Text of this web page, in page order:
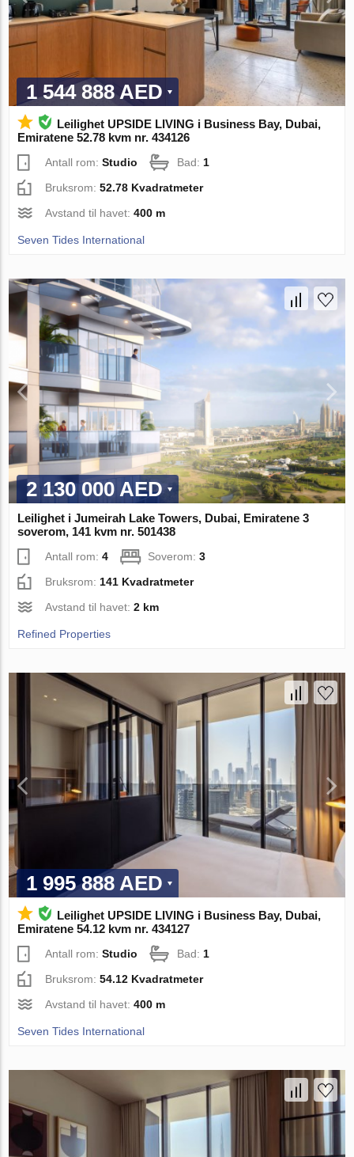
1 544 888 AED
Leilighet UPSIDE LIVING i Business Bay, Dubai,
Emiratene 52.78 kvm nr. 434126
Antall rom:Studio Bad:1
Bruksrom:52.78 Kvadratmeter
Avstand til havet:400 m
Seven Tides International
2 130 000 AED
Leilighet i Jumeirah Lake Towers, Dubai, Emiratene 3
soverom, 141 kvm nr. 501438
Antall rom:4 Soverom:3
Bruksrom: 141 Kvadratmeter
Avstand til havet:2 km
Refined Properties
1 995 888 AED
Leilighet UPSIDE LIVING i Business Bay, Dubai,
Emiratene 54.12 kvm nr. 434127
Antall rom:Studio Bad: 1
Bruksrom:54.12 Kvadratmeter
Avstand til havet:400 m
Seven Tides International